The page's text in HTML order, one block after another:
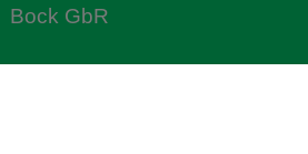
Bock GbR